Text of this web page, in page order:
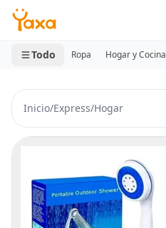
MINI CARRITO
0 productos
Todo Ropa Hogar y Cocina
Inicio/Express/Hogar